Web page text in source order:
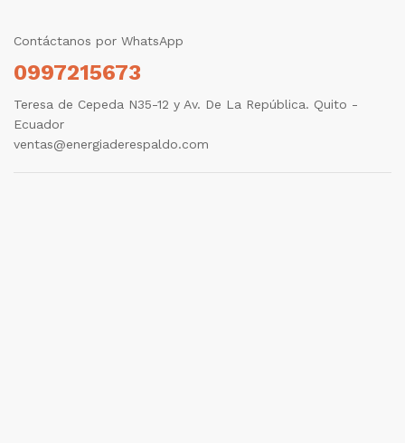
Contáctanos por WhatsApp
0997215673
Teresa de Cepeda N35-12 y Av. De La República. Quito -
Ecuador
ventas@energiaderespaldo.com